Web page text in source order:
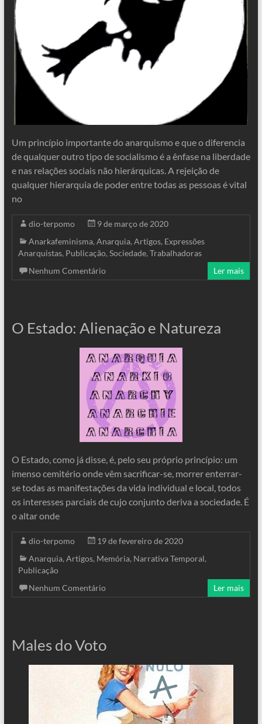
Um princípio importante do anarquismo e que o diferencia
de qualquer outro tipo de socialismo é a ênfase na liberdade
e nas relações sociais não hierárquicas. A rejeição de
qualquer hierarquia de poder entre todas as pessoas é vital
no
dio-terpomo
9 de março de 2020
Anarkafeminisma, Anarquia, Artigos, Expressões
Anarquistas, Publicação, Sociedade, Trabalhadoras
Nenhum Comentário
Ler mais
O Estado: Alienação e Natureza
O Estado, como já disse, é, pelo seu próprio princípio: um
imenso cemitério onde vêm sacrificar-se, morrer enterrar-
se todas as manifestações da vida individual e local, todos
os interesses parciais de cujo conjunto deriva a sociedade. É
o altar onde
dio-terpomo
19 de fevereiro de 2020
Anarquia, Artigos, Memória, Narrativa Temporal,
Publicação
Nenhum Comentário
Ler mais
Males do Voto